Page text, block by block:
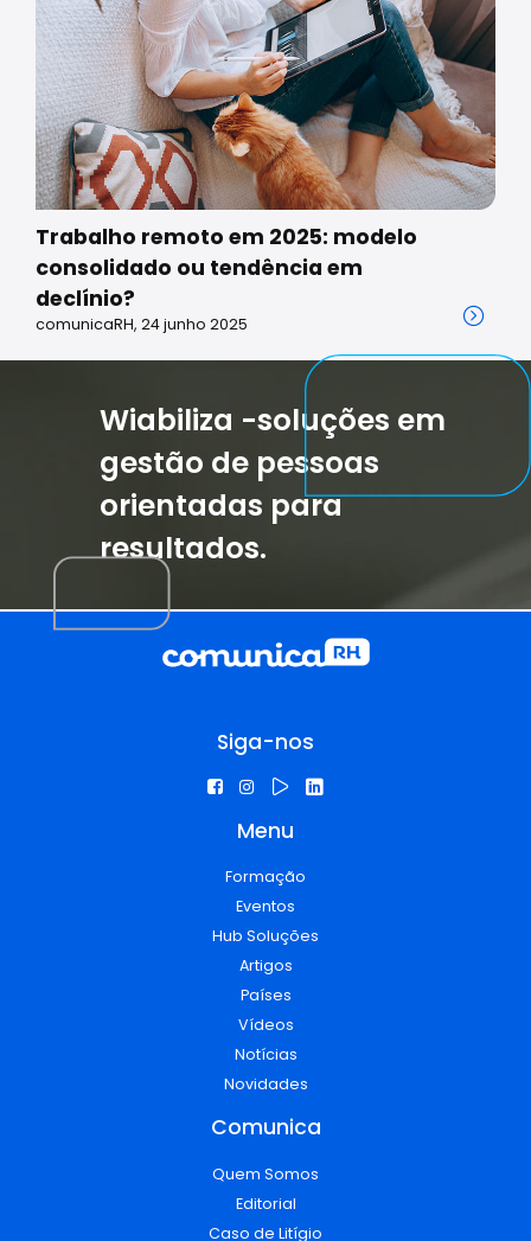
Trabalho remoto em 2025: modelo
consolidado ou tendência em
declínio?
comunicaRH, 24 junho 2025
Wiabiliza -soluções em
gestão de pessoas
orientadas para
resultados.
Siga-nos
Menu
Formação
Eventos
Hub Soluções
Artigos
Países
Vídeos
Notícias
Novidades
Comunica
Quem Somos
Editorial
Caso de Litígio